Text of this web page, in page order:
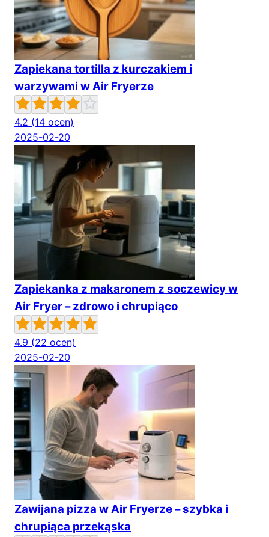
Zapiekana tortilla z kurczakiem i
warzywami w Air Fryerze
4.2 (14 ocen)
2025-02-20
Zapiekanka z makaronem z soczewicy w
Air Fryer – zdrowo i chrupiąco
4.9 (22 ocen)
2025-02-20
Zawijana pizza w Air Fryerze – szybka i
chrupiąca przekąska